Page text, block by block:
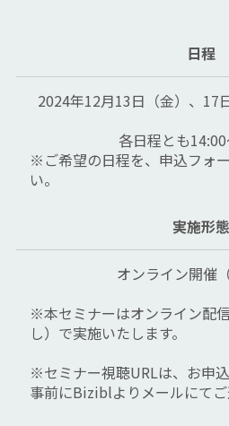
日程
2024年12月13日（金）、17
各日程とも
※ご希望の日程を、申込フォ
い。
実施形態
オンライン開催
※本セミナーはオンライン配
し）で実施いたします。
※セミナー視聴URLは、お申
事前にBiziblよりメールにてご